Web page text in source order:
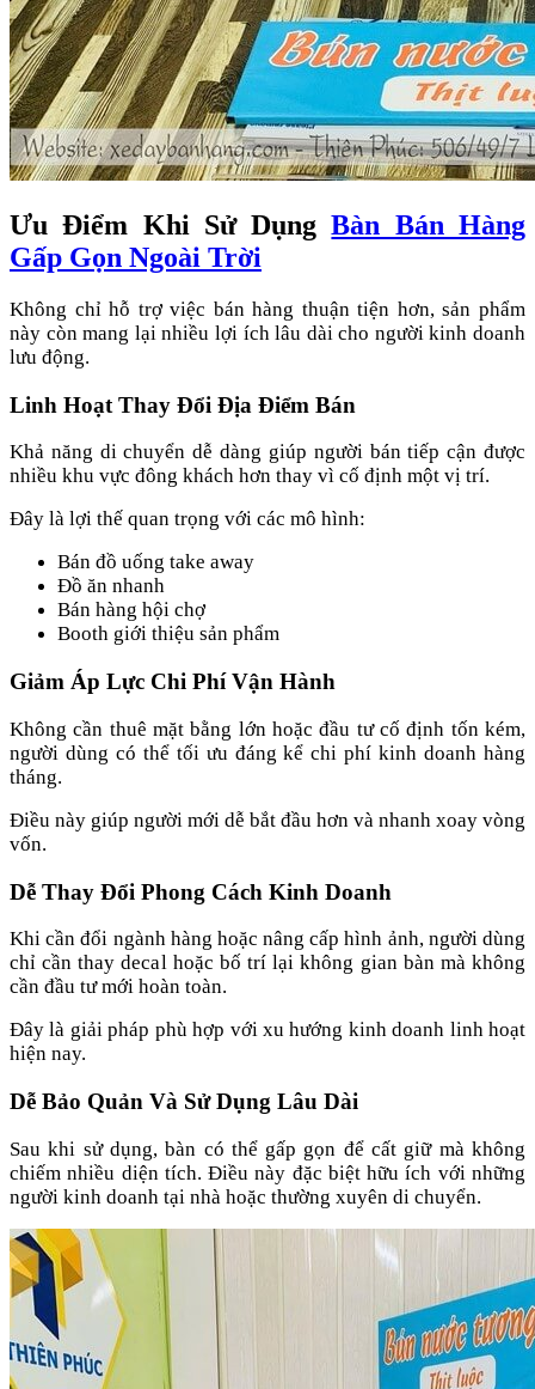
Ưu Điểm Khi Sử DụngBàn Bán Hàng
Gấp Gọn Ngoài Trời
Không chỉ hỗ trợ việc bán hàng thuận tiện hơn, sản phẩm
này còn mang lại nhiều lợi ích lâu dài cho người kinh doanh
lưu động.
Linh Hoạt Thay Đổi Địa Điểm Bán
Khả năng di chuyển dễ dàng giúp người bán tiếp cận được
nhiều khu vực đông khách hơn thay vì cố định một vị trí.
Đây là lợi thế quan trọng với các mô hình:
Bán đồ uống take away
Đồ ăn nhanh
Bán hàng hội chợ
Booth giới thiệu sản phẩm
Giảm Áp Lực Chi Phí Vận Hành
Không cần thuê mặt bằng lớn hoặc đầu tư cố định tốn kém,
người dùng có thể tối ưu đáng kể chi phí kinh doanh hàng
tháng.
Điều này giúp người mới dễ bắt đầu hơn và nhanh xoay vòng
vốn.
Dễ Thay Đổi Phong Cách Kinh Doanh
Khi cần đổi ngành hàng hoặc nâng cấp hình ảnh, người dùng
chỉ cần thay decal hoặc bố trí lại không gian bàn mà không
cần đầu tư mới hoàn toàn.
Đây là giải pháp phù hợp với xu hướng kinh doanh linh hoạt
hiện nay.
Dễ Bảo Quản Và Sử Dụng Lâu Dài
Sau khi sử dụng, bàn có thể gấp gọn để cất giữ mà không
chiếm nhiều diện tích. Điều này đặc biệt hữu ích với những
người kinh doanh tại nhà hoặc thường xuyên di chuyển.